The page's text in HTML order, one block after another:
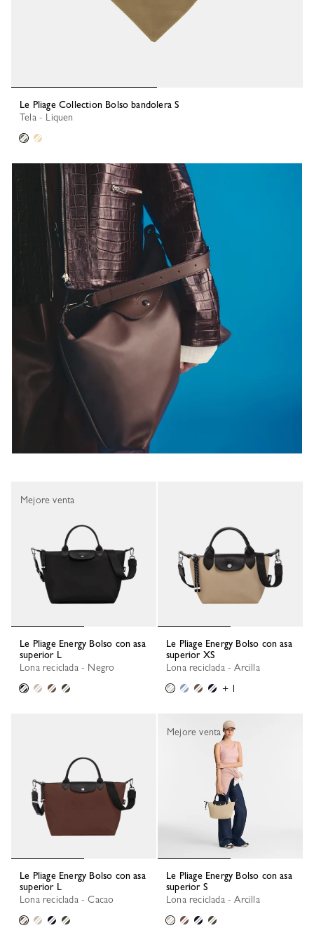
Le Pliage Collection Bolso bandolera S
Tela - Liquen
Le Pliage Energy Bolso con asa
superior L
Lona reciclada - Negro
Mejore venta
Le Pliage Energy Bolso con asa
superior XS
Lona reciclada - Arcilla
+ 1
Le Pliage Energy Bolso con asa
superior L
Lona reciclada - Cacao
Le Pliage Energy Bolso con asa
superior S
Lona reciclada - Arcilla
Mejore venta